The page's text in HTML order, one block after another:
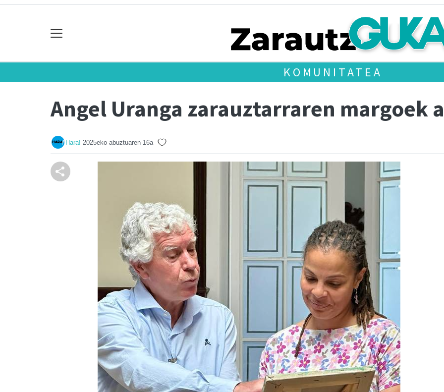
KOMUNITATEA
Angel Uranga zarauztarraren margoek
Hara! 2025eko abuztuaren 16a